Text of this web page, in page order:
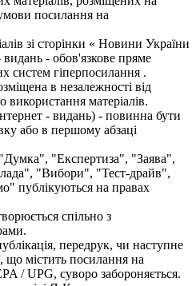
посилання на
зі сторінки « Новини України
видань - обов'язкове пряме
систем гіперпосилання .
в незалежності від
використання матеріалів.
- видань) - повинна бути
або в першому абзаці
"Експертиза", "Заява",
"Вибори", "Тест-драйв",
публікуються на правах
спільно з
передрук, чи наступне
що містить посилання на
/ UPG, суворо забороняється.